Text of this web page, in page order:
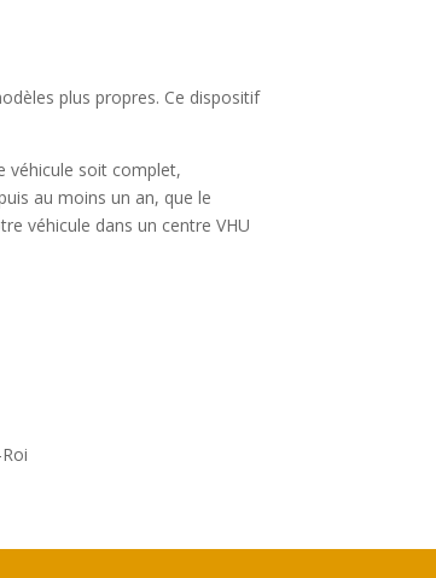
plus propres. Ce dispositif
véhicule soit complet,
au moins un an, que le
véhicule dans un centre VHU